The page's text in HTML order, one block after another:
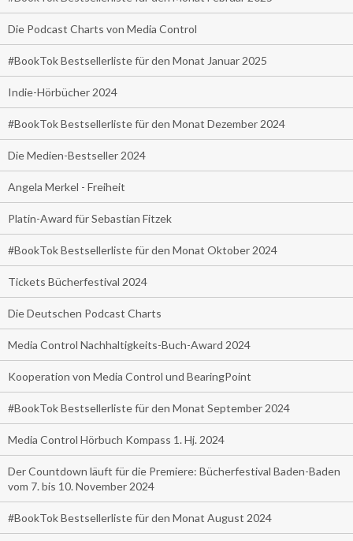
Die Podcast Charts von Media Control
#BookTok Bestsellerliste für den Monat Januar 2025
Indie-Hörbücher 2024
#BookTok Bestsellerliste für den Monat Dezember 2024
Die Medien-Bestseller 2024
Angela Merkel - Freiheit
Platin-Award für Sebastian Fitzek
#BookTok Bestsellerliste für den Monat Oktober 2024
Tickets Bücherfestival 2024
Die Deutschen Podcast Charts
Media Control Nachhaltigkeits-Buch-Award 2024
Kooperation von Media Control und BearingPoint
#BookTok Bestsellerliste für den Monat September 2024
Media Control Hörbuch Kompass 1. Hj. 2024
Der Countdown läuft für die Premiere: Bücherfestival Baden-Baden
vom 7. bis 10. November 2024
#BookTok Bestsellerliste für den Monat August 2024